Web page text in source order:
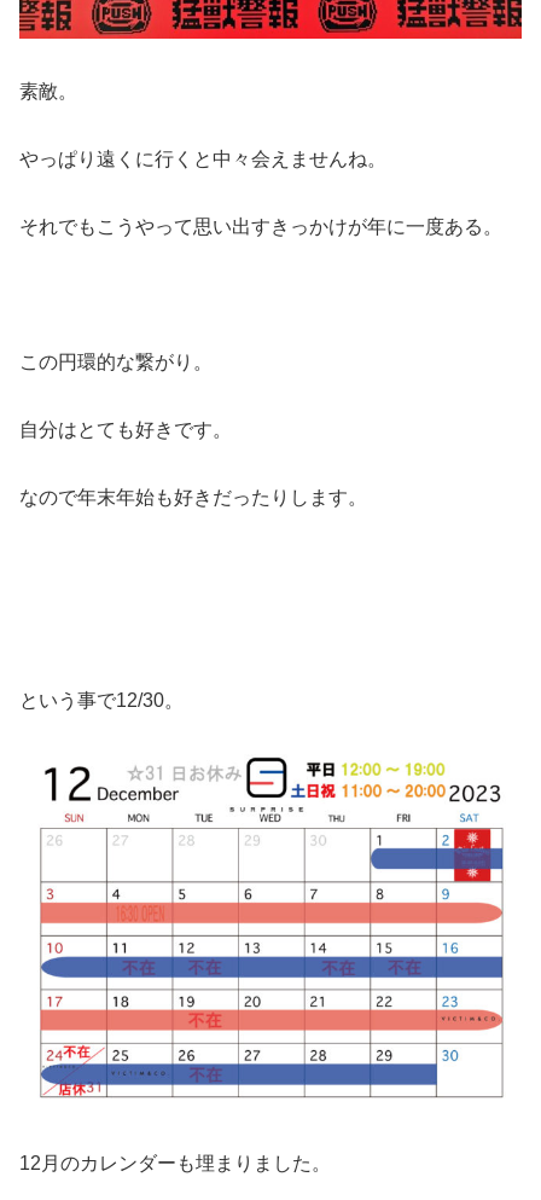
素敵。
やっぱり遠くに行くと中々会えませんね。
それでもこうやって思い出すきっかけが年に一度ある。
この円環的な繋がり。
自分はとても好きです。
なので年末年始も好きだったりします。
という事で12/30。
12月のカレンダーも埋まりました。